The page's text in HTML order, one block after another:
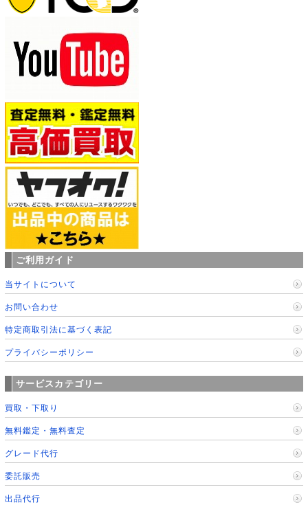
ご利用ガイド
当サイトについて
お問い合わせ
特定商取引法に基づく表記
プライバシーポリシー
サービスカテゴリー
買取・下取り
無料鑑定・無料査定
グレード代行
委託販売
出品代行